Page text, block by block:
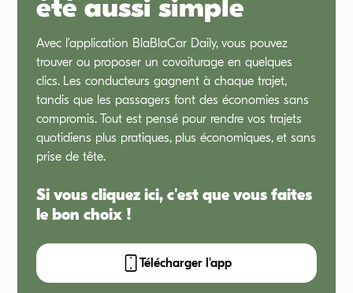
été aussi simple
Avec l’application BlaBlaCar Daily, vous pouvez
trouver ou proposer un covoiturage en quelques
clics. Les conducteurs gagnent à chaque trajet,
tandis que les passagers font des économies sans
compromis. Tout est pensé pour rendre vos trajets
quotidiens plus pratiques, plus économiques, et sans
prise de tête.
Si vous cliquez ici, c'est que vous faites
le bon choix !
Télécharger l'app